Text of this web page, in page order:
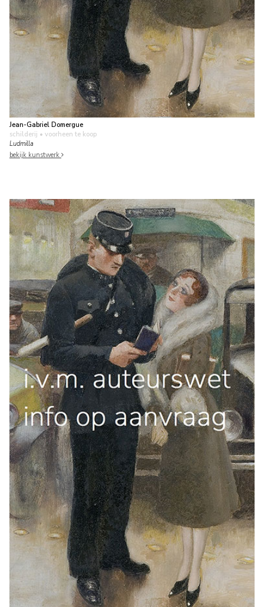
Jean-Gabriel Domergue
schilderij • voorheen te koop
Ludmilla
bekijk kunstwerk